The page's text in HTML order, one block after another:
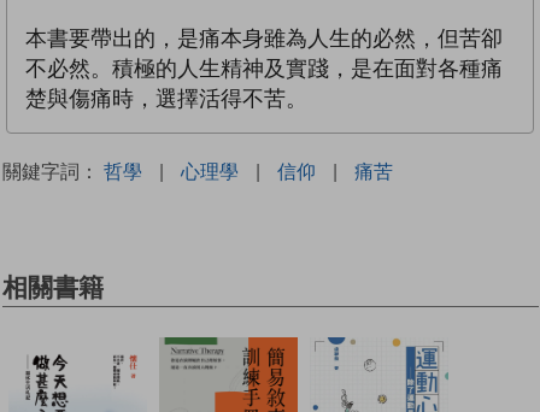
本書要帶出的，是痛本身雖為人生的必然，但苦卻
不必然。積極的人生精神及實踐，是在面對各種痛
楚與傷痛時，選擇活得不苦。
關鍵字詞： 哲學 | 心理學 | 信仰 | 痛苦
相關書籍